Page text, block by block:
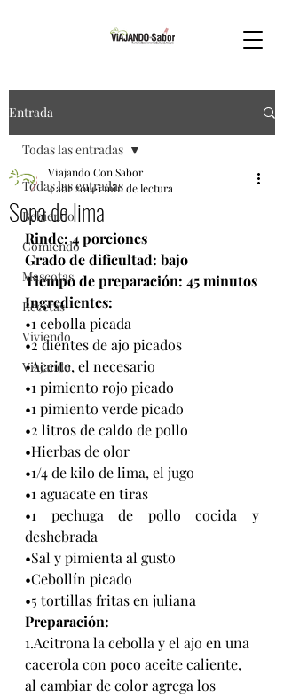
Entrada
Todas las entradas
Bebiendo
Comiendo
Mascotas
Recetas
Viviendo
Viajando
Todas las entradas
Sopa de lima
Viajando Con Sabor
4 abr 20141 min de lectura
Rinde: 4 porciones
Grado de dificultad: bajo
Tiempo de preparación: 45 minutos
Ingredientes:
•1 cebolla picada
•2 dientes de ajo picados
•Aceite, el necesario
•1 pimiento rojo picado
•1 pimiento verde picado
•2 litros de caldo de pollo
•Hierbas de olor
•1/4 de kilo de lima, el jugo
•1 aguacate en tiras
•1 pechuga de pollo cocida y
deshebrada
•Sal y pimienta al gusto
•Cebollín picado
•5 tortillas fritas en juliana
Preparación:
1.Acitrona la cebolla y el ajo en una
cacerola con poco aceite caliente,
al cambiar de color agrega los